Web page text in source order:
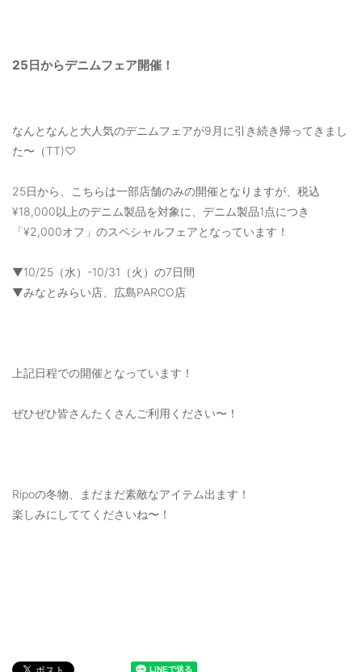
25日からデニムフェア開催！
なんとなんと大人気のデニムフェアが9月に引き続き帰ってきまし
た〜（TT)♡
25日から、こちらは一部店舗のみの開催となりますが、税込
¥18,000以上のデニム製品を対象に、デニム製品1点につき
「¥2,000オフ」のスペシャルフェアとなっています！
▼10/25（水）-10/31（火）の7日間
▼みなとみらい店、広島PARCO店
上記日程での開催となっています！
ぜひぜひ皆さんたくさんご利用ください〜！
Ripoの冬物、まだまだ素敵なアイテム出ます！
楽しみにしててくださいね〜！